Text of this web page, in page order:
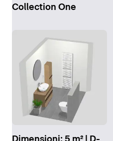
Collection One